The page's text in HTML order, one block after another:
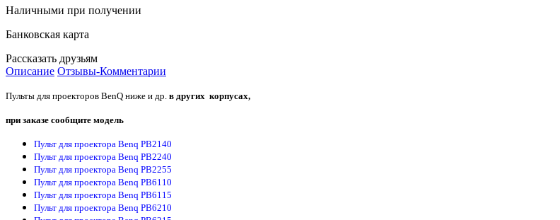
Наличными при получении
Банковская карта
Рассказать друзьям
Описание Отзывы-Комментарии
Пульты для проекторов BenQ ниже и др. в других корпусах,
при заказе сообщите модель
Пульт для проектора Benq PB2140
Пульт для проектора Benq PB2240
Пульт для проектора Benq PB2255
Пульт для проектора Benq PB6110
Пульт для проектора Benq PB6115
Пульт для проектора Benq PB6210